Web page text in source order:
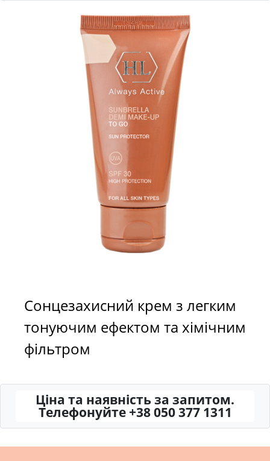
Сонцезахисний крем з легким
тонуючим ефектом та хімічним
фільтром
Ціна та наявність за запитом.
Телефонуйте +38 050 377 1311